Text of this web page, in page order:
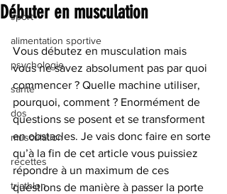
sport
alimentation sportive
psychologie
santé
dos
musculation
recettes
triathlon
Débuter en musculation
Vous débutez en musculation mais
vous ne savez absolument pas par quoi
commencer ? Quelle machine utiliser,
pourquoi, comment ? Enormément de
questions se posent et se transforment
en obstacles. Je vais donc faire en sorte
qu’à la fin de cet article vous puissiez
répondre à un maximum de ces
questions de manière à passer la porte